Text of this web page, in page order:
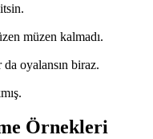
müzen kalmadı.
oyalansın biraz.
Örnekleri